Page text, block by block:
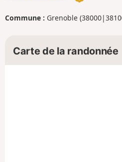
Commune : Grenoble
Carte de la randonnée